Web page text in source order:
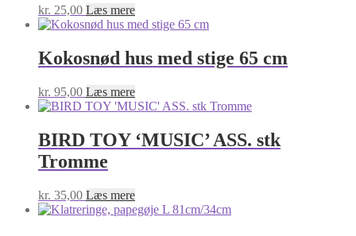
kr. 25,00 Læs mere
Kokosnød hus med stige 65 cm
kr. 95,00 Læs mere
BIRD TOY ‘MUSIC’ ASS. stk
Tromme
kr. 35,00 Læs mere